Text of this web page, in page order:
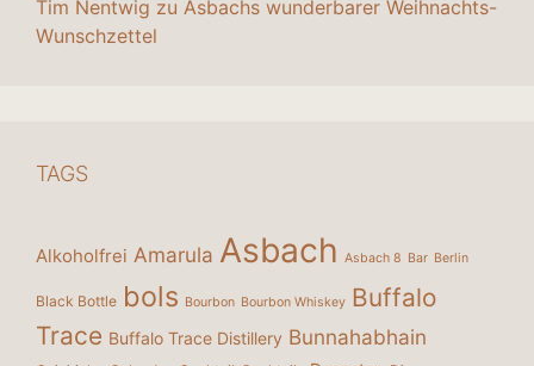
Tim Nentwig zu Asbachs wunderbarer Weihnachts-
Wunschzettel
TAGS
Alkoholfrei Amarula Asbach Asbach 8 Bar Berlin
Black Bottle bols Bourbon Bourbon Whiskey Buffalo
Trace Buffalo Trace Distillery Bunnahabhain